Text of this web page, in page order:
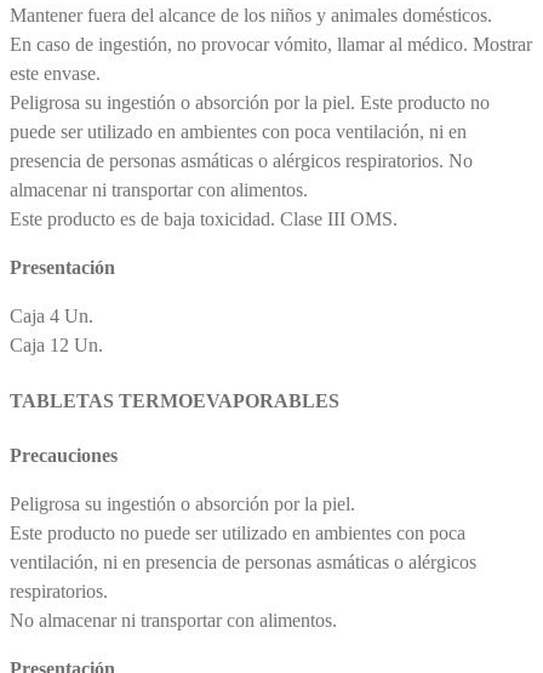
Mantener fuera del alcance de los niños y animales domésticos.
En caso de ingestión, no provocar vómito, llamar al médico. Mostrar
este envase.
Peligrosa su ingestión o absorción por la piel. Este producto no
puede ser utilizado en ambientes con poca ventilación, ni en
presencia de personas asmáticas o alérgicos respiratorios. No
almacenar ni transportar con alimentos.
Este producto es de baja toxicidad. Clase III OMS.
Presentación
Caja 4 Un.
Caja 12 Un.
TABLETAS TERMOEVAPORABLES
Precauciones
Peligrosa su ingestión o absorción por la piel.
Este producto no puede ser utilizado en ambientes con poca
ventilación, ni en presencia de personas asmáticas o alérgicos
respiratorios.
No almacenar ni transportar con alimentos.
Presentación